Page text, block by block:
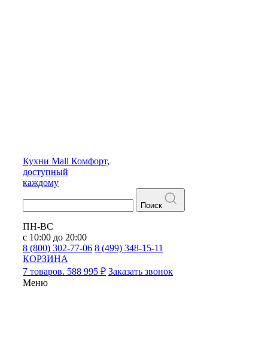
Кухни Mall Комфорт,
доступный
каждому
Поиск
ПН-ВС
с 10:00 до 20:00
8 (800) 302-77-06 8 (499) 348-15-11
КОРЗИНА
7 товаров. 588 995 ₽ Заказать звонок
Меню